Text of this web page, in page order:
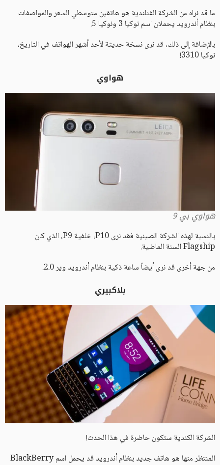
ما قد نراه من الشركة الفنلندية هو هاتفين متوسطي السعر والمواصفات
بنظام أندرويد يحملان اسم نوكيا 3 ونوكيا 5.
بالإضافة إلى ذلك، قد نرى نسخة حديثة لأحد أشهر الهواتف في التاريخ،
نوكيا 3310!
هواوي
هواوي بي 9
بالنسبة لهذه الشركة الصينية فقد نرى P10، خلفية P9، الذي كان
Flagship السنة الماضية.
من جهة أخرى قد نرى أيضاً ساعة ذكية بنظام أندرويد وير 2.0.
بلاكبيري
الشركة الكندية ستكون حاضرة في هذا الحدث!
المنتظر منها هو هاتف جديد بنظام أندرويد قد يحمل اسم BlackBerry